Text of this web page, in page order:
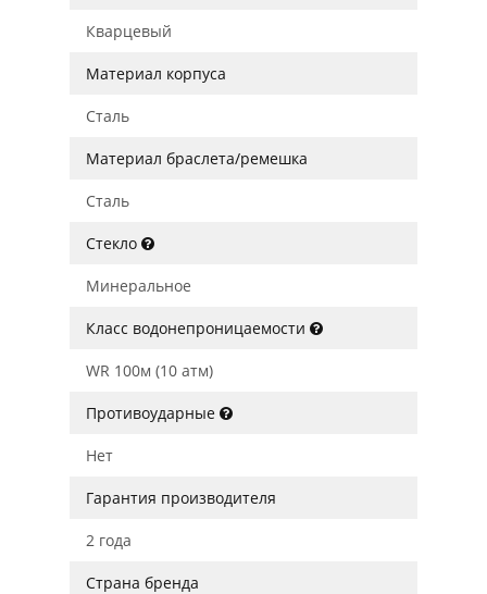
Кварцевый
Материал корпуса
Сталь
Материал браслета/ремешка
Сталь
Стекло
Минеральное
Класс водонепроницаемости
WR 100м (10 атм)
Противоударные
Нет
Гарантия производителя
2 года
Страна бренда